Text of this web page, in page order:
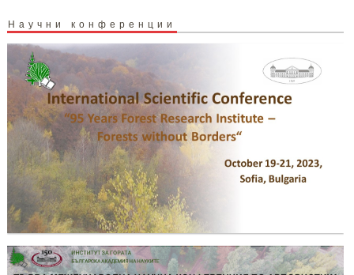
Научни конференции